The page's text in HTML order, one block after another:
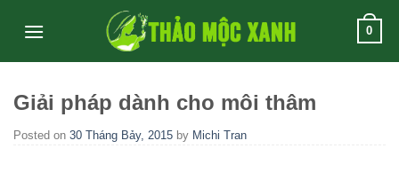
0
Giải pháp dành cho môi thâm
Posted on 30 Tháng Bảy, 2015 by Michi Tran